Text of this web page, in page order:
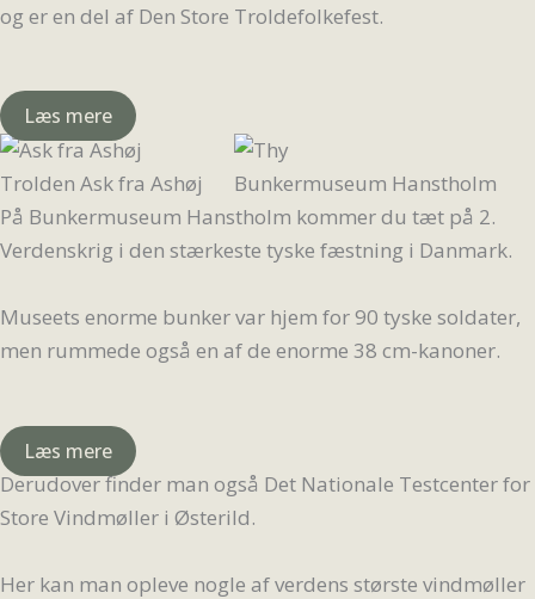
og er en del af Den Store Troldefolkefest.
Læs mere
Trolden Ask fra Ashøj
Bunkermuseum Hanstholm
På Bunkermuseum Hanstholm kommer du tæt på 2.
Verdenskrig i den stærkeste tyske fæstning i Danmark.
Museets enorme bunker var hjem for 90 tyske soldater,
men rummede også en af de enorme 38 cm-kanoner.
Læs mere
Derudover finder man også Det Nationale Testcenter for
Store Vindmøller i Østerild.
Her kan man opleve nogle af verdens største vindmøller